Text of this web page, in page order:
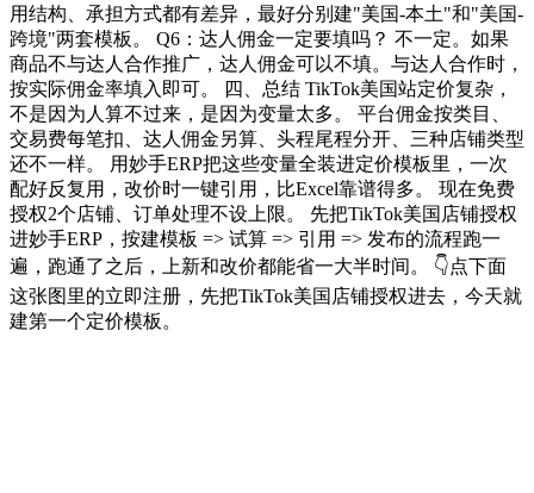
用结构、承担方式都有差异，最好分别建"美国-本土"和"美国-
跨境"两套模板。 Q6：达人佣金一定要填吗？ 不一定。如果
商品不与达人合作推广，达人佣金可以不填。与达人合作时，
按实际佣金率填入即可。 四、总结 TikTok美国站定价复杂，
不是因为人算不过来，是因为变量太多。 平台佣金按类目、
交易费每笔扣、达人佣金另算、头程尾程分开、三种店铺类型
还不一样。 用妙手ERP把这些变量全装进定价模板里，一次
配好反复用，改价时一键引用，比Excel靠谱得多。 现在免费
授权2个店铺、订单处理不设上限。 先把TikTok美国店铺授权
进妙手ERP，按建模板 => 试算 => 引用 => 发布的流程跑一
遍，跑通了之后，上新和改价都能省一大半时间。 👇点下面
这张图里的立即注册，先把TikTok美国店铺授权进去，今天就
建第一个定价模板。